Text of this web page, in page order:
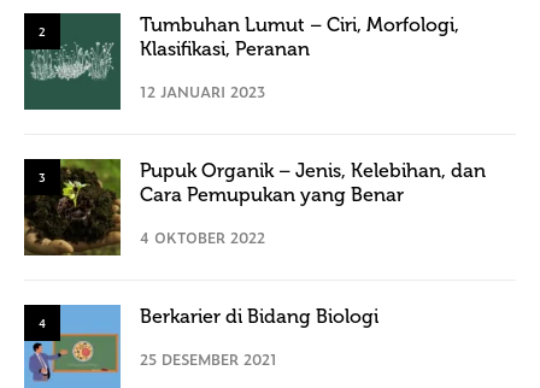
2
Tumbuhan Lumut – Ciri, Morfologi,
Klasifikasi, Peranan
12 JANUARI 2023
3
Pupuk Organik – Jenis, Kelebihan, dan
Cara Pemupukan yang Benar
4 OKTOBER 2022
4 Berkarier di Bidang Biologi
25 DESEMBER 2021